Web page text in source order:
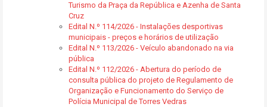
Turismo da Praça da República e Azenha de Santa
Cruz
Edital N.º 114/2026 - Instalações desportivas
municipais - preços e horários de utilização
Edital N.º 113/2026 - Veículo abandonado na via
pública
Edital N.º 112/2026 - Abertura do período de
consulta pública do projeto de Regulamento de
Organização e Funcionamento do Serviço de
Polícia Municipal de Torres Vedras